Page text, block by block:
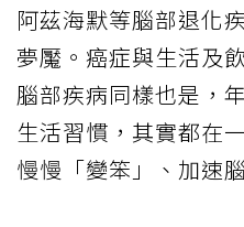
阿茲海默等腦部退化
夢魘。癌症與生活及
腦部疾病同樣也是，
生活習慣，其實都在
慢慢「變笨」、加速